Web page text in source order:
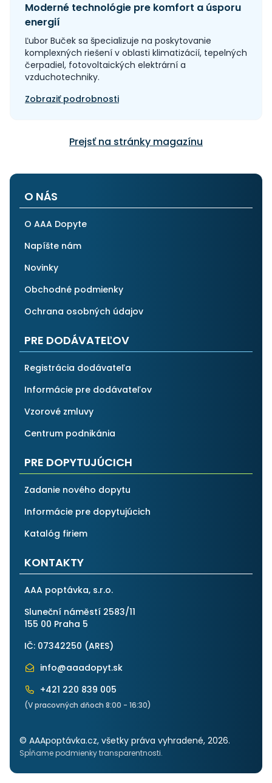
Moderné technológie pre komfort a úsporu
energií
Ľubor Buček sa špecializuje na poskytovanie
komplexných riešení v oblasti klimatizácií, tepelných
čerpadiel, fotovoltaických elektrární a
vzduchotechniky.
Zobraziť podrobnosti
Prejsť na stránky magazínu
O NÁS
O AAA Dopyte
Napíšte nám
Novinky
Obchodné podmienky
Ochrana osobných údajov
PRE DODÁVATEĽOV
Registrácia dodávateľa
Informácie pre dodávateľov
Vzorové zmluvy
Centrum podnikánia
PRE DOPYTUJÚCICH
Zadanie nového dopytu
Informácie pre dopytujúcich
Katalóg firiem
KONTAKTY
AAA poptávka, s.r.o.
Sluneční náměstí 2583/11
155 00 Praha 5
IČ: 07342250 (ARES)
info@aaadopyt.sk
+421 220 839 005
(V pracovných dňoch 8:00 - 16:30)
© AAApoptávka.cz, všetky práva vyhradené, 2026.
Spĺňame podmienky transparentnosti.